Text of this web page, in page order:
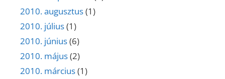
2010. augusztus(1)
2010. július(1)
2010. június(6)
2010. május(2)
2010. március(1)